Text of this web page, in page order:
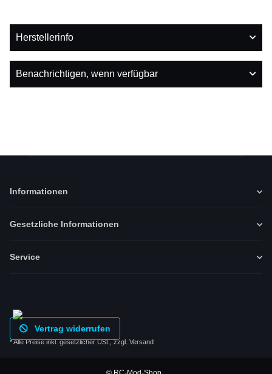
Herstellerinfo
Benachrichtigen, wenn verfügbar
Informationen
Gesetzliche Informationen
Service
Vertrag widerrufen
* Alle Preise inkl. gesetzlicher USt., zzgl. Versand